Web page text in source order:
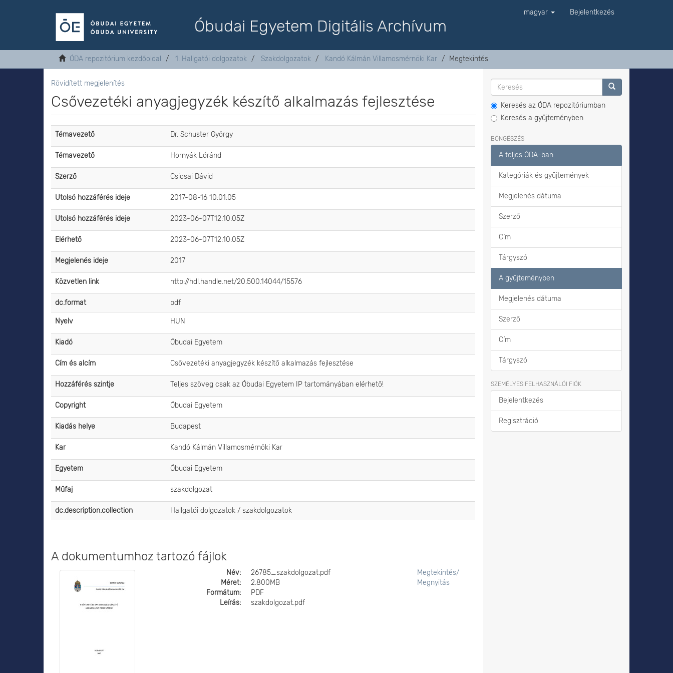
Óbudai Egyetem Digitális Archívum
magyar Bejelentkezés
ÓDA repozitórium kezdőoldal 1. Hallgatói dolgozatok Szakdolgozatok Kandó Kálmán Villamosmérnöki Kar Megtekintés
Rövidített megjelenítés
Csővezetéki anyagjegyzék készítő alkalmazás fejlesztése
Témavezető Dr. Schuster György
Témavezető Hornyák Lóránd
Szerző Csicsai Dávid
Utolsó hozzáférés ideje 2017-08-16 10:01:05
Utolsó hozzáférés ideje 2023-06-07T12:10:05Z
Elérhető 2023-06-07T12:10:05Z
Megjelenés ideje 2017
Közvetlen link http://hdl.handle.net/20.500.14044/15576
dc.format pdf
Nyelv HUN
Kiadó Óbudai Egyetem
Cím és alcím Csővezetéki anyagjegyzék készítő alkalmazás fejlesztése
Hozzáférés szintje Teljes szöveg csak az Óbudai Egyetem IP tartományában elérhető!
Copyright Óbudai Egyetem
Kiadás helye Budapest
Kar Kandó Kálmán Villamosmérnöki Kar
Egyetem Óbudai Egyetem
Műfaj szakdolgozat
dc.description.collection Hallgatói dolgozatok / szakdolgozatok
A dokumentumhoz tartozó fájlok
Név:
26785_szakdolgozat.pdf
Méret:
2.800MB
Formátum:
PDF
Leírás:
szakdolgozat.pdf
Megtekintés/
Megnyitás
Keresés az ÓDA repozitóriumban
Keresés a gyűjteményben
BÖNGÉSZÉS
A teljes ÓDA-ban
Kategóriák és gyűjtemények
Megjelenés dátuma
Szerző
Cím
Tárgyszó
A gyűjteményben
Megjelenés dátuma
Szerző
Cím
Tárgyszó
SZEMÉLYES FELHASZNÁLÓI FIÓK
Bejelentkezés
Regisztráció